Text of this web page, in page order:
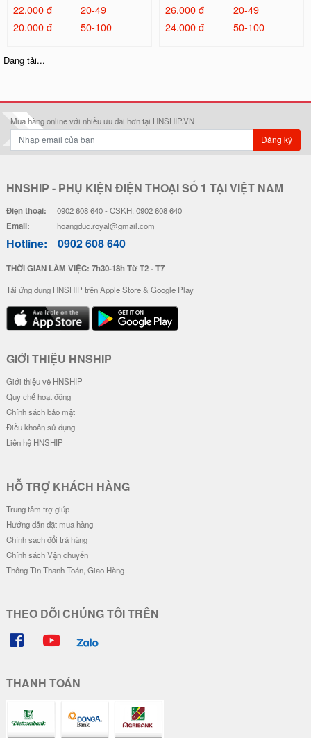
22.000 đ
20-49
20.000 đ
50-100
26.000 đ
20-49
24.000 đ
50-100
u Luck Cat
28.000 đ
Đơn giá
Số lượng
24.000 đ
5-19
22.000 đ
20-49
20.000 đ
50-100
Ốp Vân Da Viền Camera Bạc - Mẫ
u Độc Lập
28.000 đ
20.000 đ
Ốp Vân Da Viền Camera Bạc - Mẫ
u Độc Lập Tự Do
Đơn giá
Số lượng
24.000 đ
22.000 đ
20-49
20.000 đ
50-100
u Piglet !!!
28.000 đ